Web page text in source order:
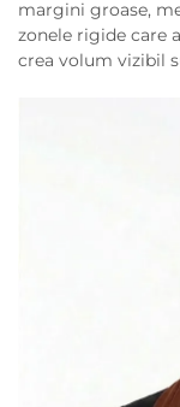
margini groase,
zonele rigide care
crea volum vizibil